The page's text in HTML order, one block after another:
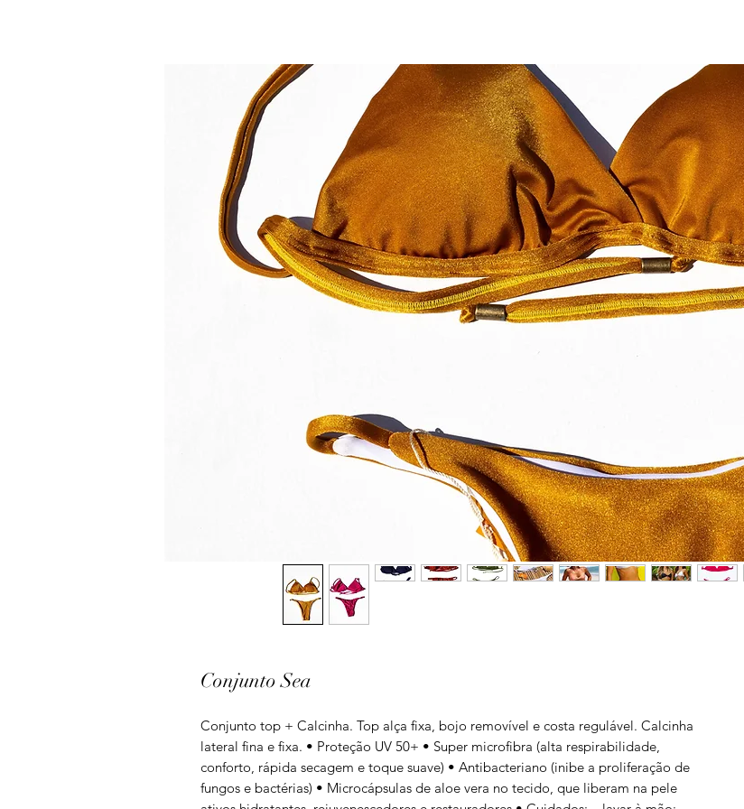
Conjunto Sea
Conjunto top + Calcinha. Top alça fixa, bojo removível e costa regulável. Calcinha
lateral fina e fixa. • Proteção UV 50+ • Super microfibra (alta respirabilidade,
conforto, rápida secagem e toque suave) • Antibacteriano (inibe a proliferação de
fungos e bactérias) • Microcápsulas de aloe vera no tecido, que liberam na pele